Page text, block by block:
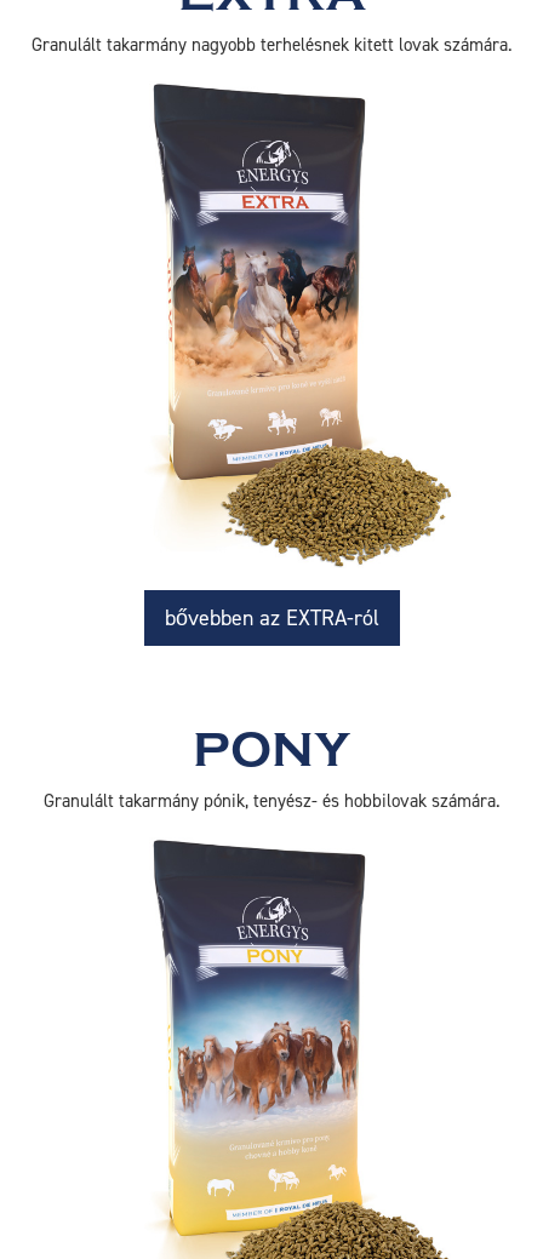
Granulált takarmány nagyobb terhelésnek kitett lovak számára.
bővebben az EXTRA-ról
PONY
Granulált takarmány pónik, tenyész- és hobbilovak számára.